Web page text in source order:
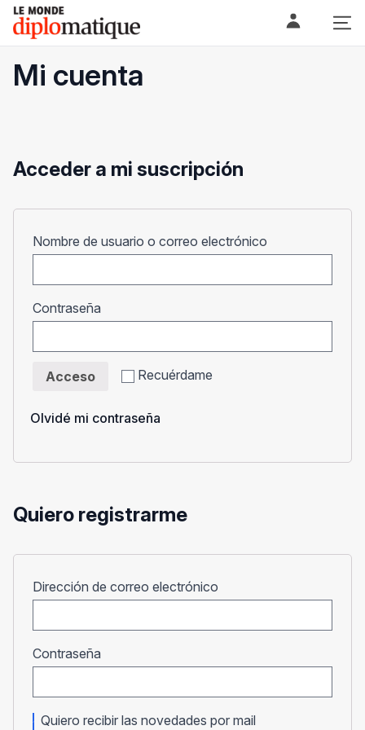
Skip
content
Le monde diplomatique
Mi cuenta
Acceder a mi suscripción
Nombre de usuario o correo electrónico
Contraseña
Recuérdame
Acceso
Olvidé mi contraseña
Quiero registrarme
Dirección de correo electrónico
Contraseña
Quiero recibir las novedades por mail